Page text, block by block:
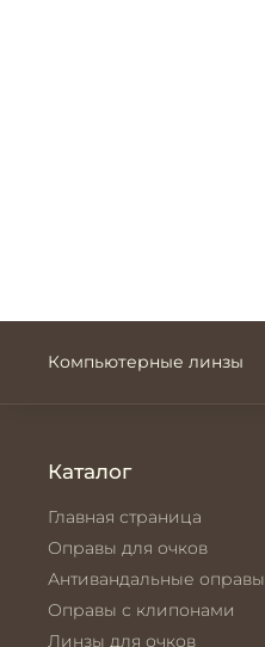
Компьютерные линзы
Каталог
Главная страница
Оправы для очков
Антивандальные оправы
Оправы с клипонами
Линзы для очков